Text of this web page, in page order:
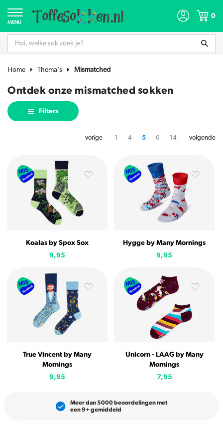
MENU
0
Home Thema's Mismatched
Ontdek onze mismatched sokken
Filters
vorige 1 4 5 6 14 volgende
Koalas by Spox Sox
9,95
Hygge by Many Mornings
9,95
True Vincent by Many
Mornings
9,95
Unicorn - LAAG by Many
Mornings
7,95
Meer dan 5000 beoordelingen met
een 9+ gemiddeld